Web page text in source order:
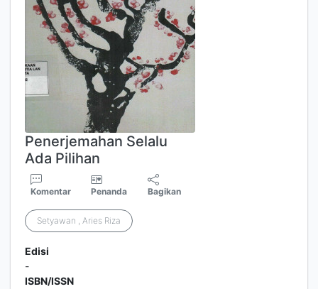
Penerjemahan Selalu
Ada Pilihan
Komentar Penanda Bagikan
Setyawan , Aries Riza
Edisi
-
ISBN/ISSN